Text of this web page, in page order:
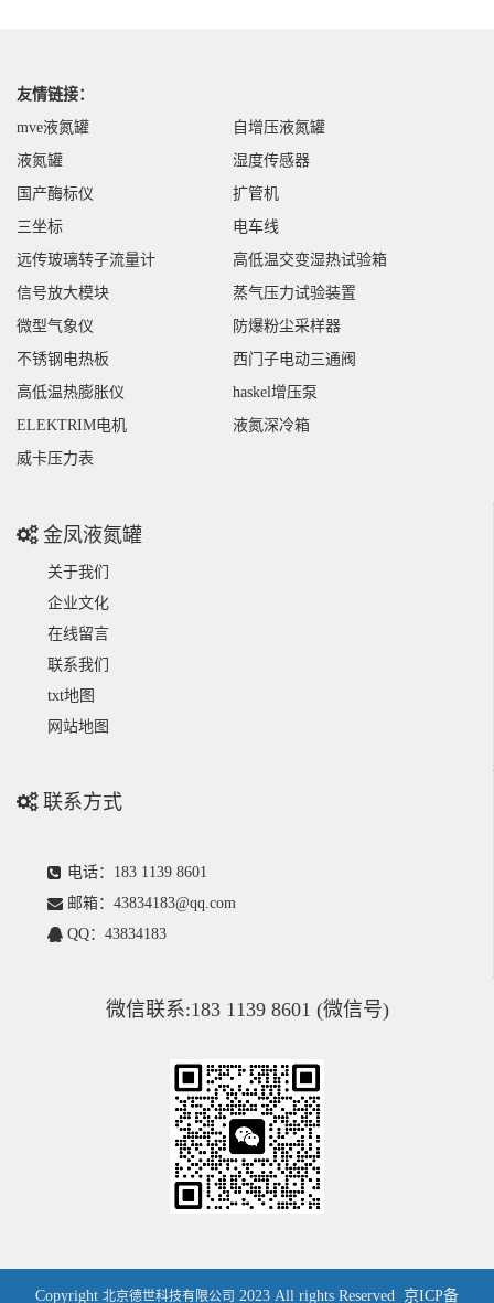
友情链接：
mve液氮罐
自增压液氮罐
液氮罐
湿度传感器
国产酶标仪
扩管机
三坐标
电车线
远传玻璃转子流量计
高低温交变湿热试验箱
信号放大模块
蒸气压力试验装置
微型气象仪
防爆粉尘采样器
不锈钢电热板
西门子电动三通阀
高低温热膨胀仪
haskel增压泵
ELEKTRIM电机
液氮深冷箱
威卡压力表
金凤液氮罐
关于我们
企业文化
在线留言
联系我们
txt地图
网站地图
联系方式
电话：183 1139 8601
邮箱：43834183@qq.com
QQ：43834183
微信联系:183 1139 8601 (微信号)
Copyright 北京德世科技有限公司 2023 All rights Reserved 京ICP备